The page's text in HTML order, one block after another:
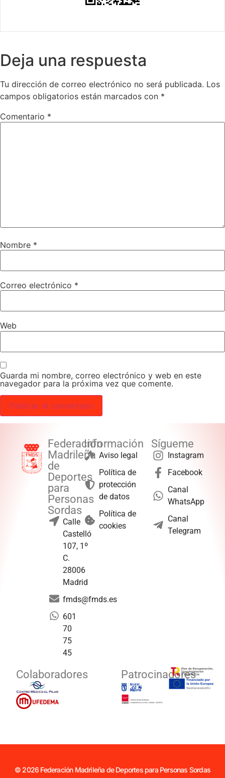
Deja una respuesta
Tu dirección de correo electrónico no será publicada. Los
campos obligatorios están marcados con *
Comentario *
Nombre *
Correo electrónico *
Web
Guarda mi nombre, correo electrónico y web en este
navegador para la próxima vez que comente.
Federación
Madrileña
de
Deportes
para
Personas
Sordas
Calle
Castelló
107, 1º
C.
28006
Madrid
fmds@fmds.es
601
70
75
45
Información
Aviso legal
Política de
protección
de datos
Política de
cookies
Sígueme
Instagram
Facebook
Canal
WhatsApp
Canal
Telegram
Colaboradores Patrocinadores
© 2026 Federación Madrileña de Deportes para Personas Sordas